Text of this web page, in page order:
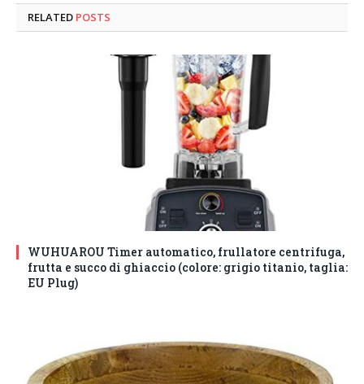
RELATED POSTS
WUHUAROU Timer automatico, frullatore centrifuga,
frutta e succo di ghiaccio (colore: grigio titanio, taglia:
EU Plug)